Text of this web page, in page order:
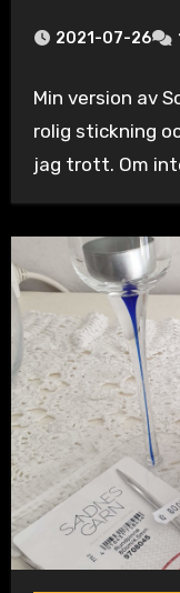
2021-07-26
Min version av
rolig stickning
jag trott. Om